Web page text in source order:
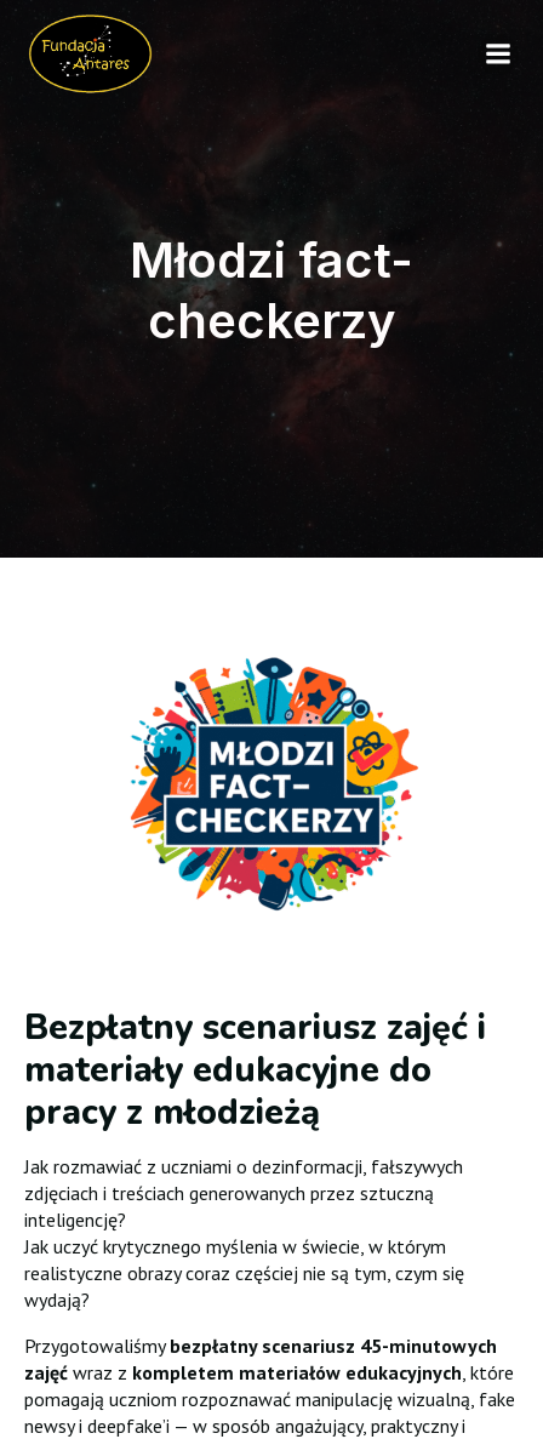
Młodzi fact-
checkerzy
Bezpłatny scenariusz zajęć i
materiały edukacyjne do
pracy z młodzieżą
Jak rozmawiać z uczniami o dezinformacji, fałszywych
zdjęciach i treściach generowanych przez sztuczną
inteligencję?
Jak uczyć krytycznego myślenia w świecie, w którym
realistyczne obrazy coraz częściej nie są tym, czym się
wydają?
Przygotowaliśmybezpłatny scenariusz 45-minutowych
zajęć wraz z kompletem materiałów edukacyjnych, które
pomagają uczniom rozpoznawać manipulację wizualną, fake
newsy i deepfake’i — w sposób angażujący, praktyczny i